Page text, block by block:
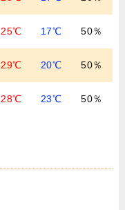
25℃ 17℃ 50％
29℃ 20℃ 50％
28℃ 23℃ 50％